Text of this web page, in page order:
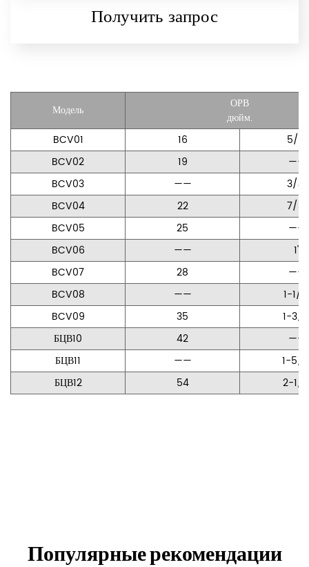
Получить запрос
Модель
ОРВ
дюйм.
BCV01
16
5/8"
BCV02
19
——
BCV03
——
3/4"
BCV04
22
7/8"
BCV05
25
——
BCV06
——
1"
BCV07
28
——
BCV08
——
1-1/
BCV09
35
1-3/
БЦВ10
42
——
БЦВ11
——
1-5/
БЦВ12
54 2-1/
Популярные рекомендации